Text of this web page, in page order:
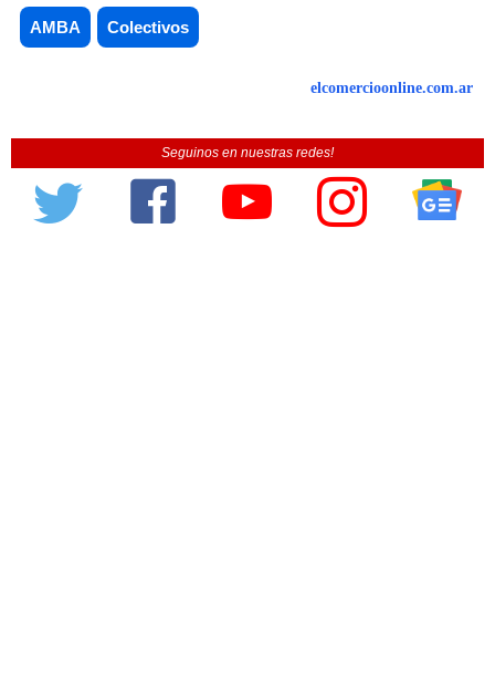
AMBA Colectivos
elcomercioonline.com.ar
Seguinos en nuestras redes!